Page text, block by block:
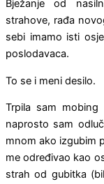
Bježanje od
strahove, rađa
sebi imamo isti
poslodavaca.
To se i meni desilo.
Trpila sam
naprosto sam
mnom ako izgubim
me određivao kao
strah od gubitka